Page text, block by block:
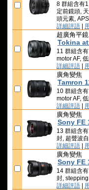
8 群組含有
定前鏡頭,
頭元素,
詳細評語
超廣角平鏡
Tokina
11 群組含
motor AF,
詳細評語
廣角變焦
Tamron
10 群組含
motor AF,
詳細評語
廣角變焦
Sony FE
13 群組含
封, 超聲波
詳細評語
廣角變焦
Sony FE
14 群組含
封,
詳細評語